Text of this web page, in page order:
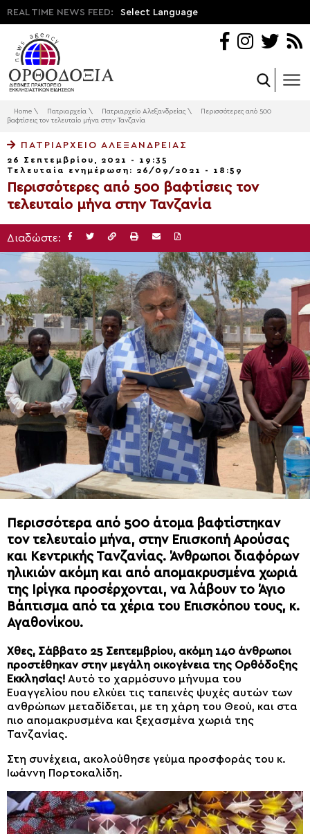
REAL TIME NEWS FEED: Select Language
Home \ Πατριαρχεία \ Πατριαρχείο Αλεξανδρείας \
Περισσότερες από 500
βαφτίσεις τον τελευταίο μήνα στην Τανζανία
ΠΑΤΡΙΑΡΧΕΊΟ ΑΛΕΞΑΝΔΡΕΊΑΣ
26 Σεπτεμβρίου, 2021 - 19:35
Τελευταία ενημέρωση: 26/09/2021 - 18:59
Περισσότερες από 500 βαφτίσεις τον
τελευταίο μήνα στην Τανζανία
Διαδώστε:
Περισσότερα από 500 άτομα βαφτίστηκαν
τον τελευταίο μήνα, στην Επισκοπή Αρούσας
και Κεντρικής Τανζανίας. Άνθρωποι διαφόρων
ηλικιών ακόμη και από απομακρυσμένα χωριά
της Ιρίγκα προσέρχονται, να λάβουν το Άγιο
Βάπτισμα από τα χέρια του Επισκόπου τους, κ.
Αγαθονίκου.
Χθες, Σάββατο 25 Σεπτεμβρίου, ακόμη 140 άνθρωποι
προστέθηκαν στην μεγάλη οικογένεια της Ορθόδοξης
Εκκλησίας! Αυτό το χαρμόσυνο μήνυμα του
Ευαγγελίου που ελκύει τις ταπεινές ψυχές αυτών των
ανθρώπων μεταδίδεται, με τη χάρη του Θεού, και στα
πιο απομακρυσμένα και ξεχασμένα χωριά της
Τανζανίας.
Στη συνέχεια, ακολούθησε γεύμα προσφοράς του κ.
Ιωάννη Πορτοκαλίδη.